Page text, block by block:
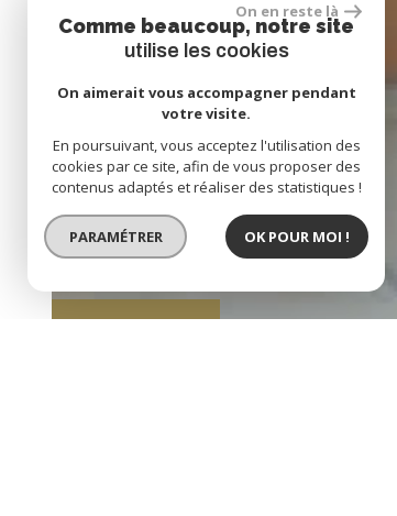
On en reste là
Comme beaucoup, notre site
utilise les cookies
On aimerait vous accompagner pendant
votre visite.
En poursuivant, vous acceptez l'utilisation des
cookies par ce site, afin de vous proposer des
contenus adaptés et réaliser des statistiques !
PARAMÉTRER OK POUR MOI !